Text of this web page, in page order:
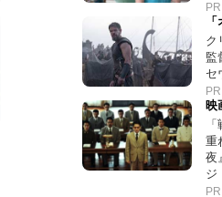
PR
ク
監
セ
PR
映
重
夜
ジ
PR